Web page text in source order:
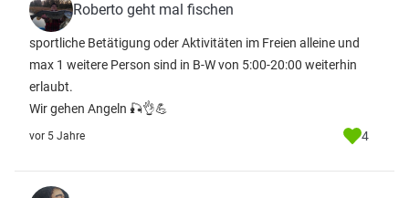
Roberto geht mal fischen
sportliche Betätigung oder Aktivitäten im Freien alleine und
max 1 weitere Person sind in B-W von 5:00-20:00 weiterhin
erlaubt.
Wir gehen Angeln 🎣👌💪
vor 5 Jahre 4